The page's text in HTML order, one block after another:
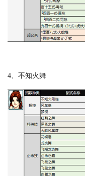
4、不知火舞